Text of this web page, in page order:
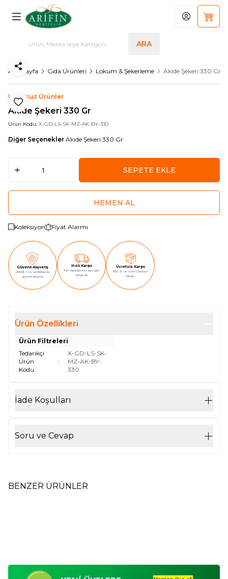
ARA
Hesabım
Ana Sayfa Gıda Ürünleri Lokum & Şekerleme Akide Şekeri 330 Gr
Favoriye Ekle
Paylaş
Logosuz Ürünler
Akide Şekeri 330 Gr
Ürün Kodu: X-GD-LS-SK-MZ-AK-BY-330
Diğer Seçenekler Akide Şekeri 330 Gr
SEPETE EKLE
HEMEN AL
Koleksiyon Fiyat Alarmı
Güvenli Alışveriş
256Bit SSL sertifikası ile
güvenli alışveriş
Hızlı Kargo
Tüm siparişleriniz aynı gün
kargoda
Ücretsiz Kargo
850 TL ve üzeri ücretsiz
kargo
Ürün Özellikleri
Ürün Filtreleri
Tedarikçi
Ürün
Kodu
:
X-GD-LS-SK-
MZ-AK-BY-
330
İade Koşulları
Soru ve Cevap
BENZER ÜRÜNLER